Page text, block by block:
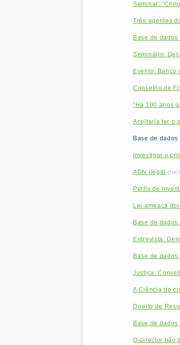
Seminar:
Três agentes
Base de
Seminário:
Evento:
Conselho de
“Há 100 anos
Aceitaria ter o
Base de
Investigar o
ADN ilegal (7th
Perfis de
Lei ameaça
Base de
Entrevista:
Base de
Justiça:
A Ciência do
Direito de
Base de
O director não